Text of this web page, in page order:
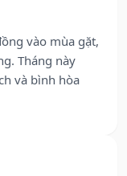
vào mùa gặt,
Tháng này
và bình hòa